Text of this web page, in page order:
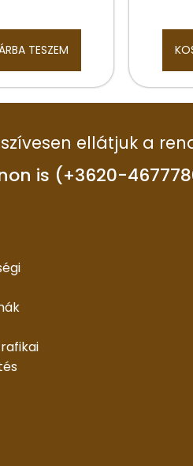
TESZEM
szívesen ellátjuk a
is (+3620-